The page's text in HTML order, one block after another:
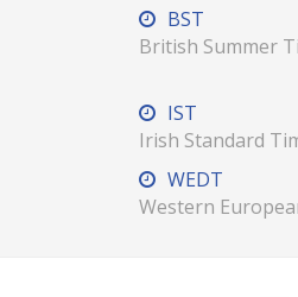
BST
British Summer
IST
Irish Standard
WEDT
Western